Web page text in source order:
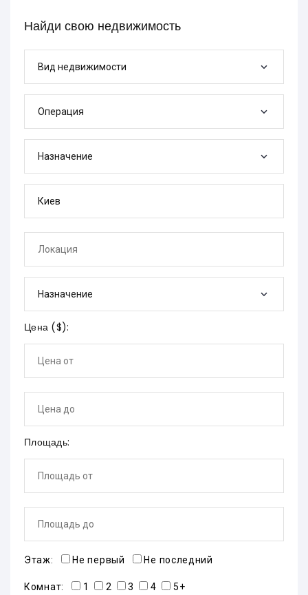
Найди свою недвижимость
Вид недвижимости
Операция
Назначение
Назначение
Цена ($):
Площадь:
Этаж: Не первый Не последний
Комнат: 1 2 3 4 5+